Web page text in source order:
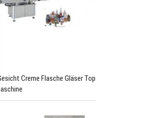
Creme Flasche Gläser Top